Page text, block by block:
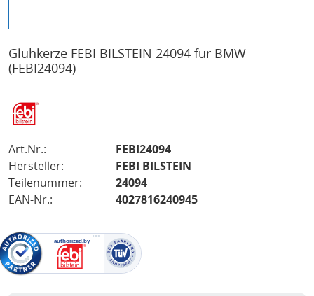
Glühkerze FEBI BILSTEIN 24094 für BMW
(FEBI24094)
Art.Nr.:
FEBI24094
Hersteller:
FEBI BILSTEIN
Teilenummer:
24094
EAN-Nr.:
4027816240945